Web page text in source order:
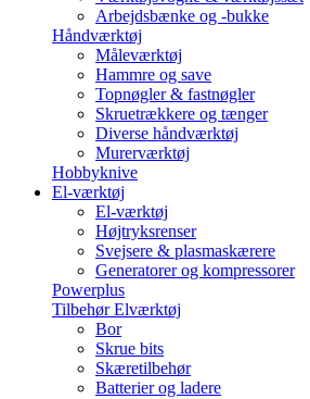
Arbejdsbænke og -bukke
Håndværktøj
Måleværktøj
Hammre og save
Topnøgler & fastnøgler
Skruetrækkere og tænger
Diverse håndværktøj
Murerværktøj
Hobbyknive
El-værktøj
El-værktøj
Højtryksrenser
Svejsere & plasmaskærere
Generatorer og kompressorer
Powerplus
Tilbehør Elværktøj
Bor
Skrue bits
Skæretilbehør
Batterier og ladere